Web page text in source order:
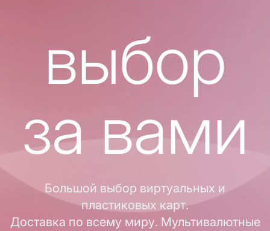
выбор
за вами
Большой выбор виртуальных и
пластиковых карт.
Доставка по всему миру. Мультивалютные